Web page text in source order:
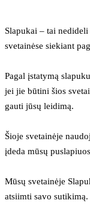
Slapukai – tai
svetainėse siekiant
Pagal įstatymą
jei jie būtini šios
gauti jūsų leidimą.
Šioje svetainėje
įdeda mūsų
Mūsų svetainėje
atsiimti savo sutikimą.